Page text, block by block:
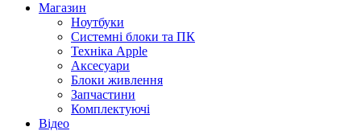
Магазин
Ноутбуки
Системні блоки та ПК
Техніка Apple
Аксесуари
Блоки живлення
Запчастини
Комплектуючі
Відео